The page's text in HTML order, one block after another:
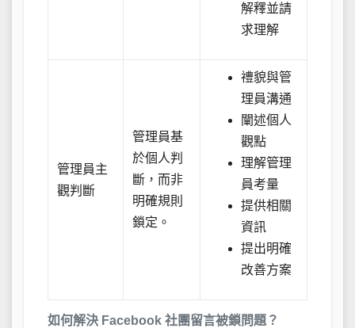
如何解決 Facebook 社團留言被鎖問題？
解釋並請
求理解
管理員主
觀判斷
管理員基
於個人判
斷，而非
明確規則
鎖定。
禮貌與管
理員溝通
闡述個人
觀點
理解管理
員考量
提供相關
資訊
提出明確
改善方案